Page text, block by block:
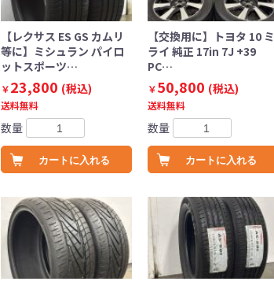
【レクサス ES GS カムリ
等に】ミシュラン パイロ
ットスポーツ…
￥23,800 (税込)
送料無料
数量
カートに入れる
【交換用に】トヨタ 10 ミ
ライ 純正 17in 7J +39
PC…
￥50,800 (税込)
送料無料
数量
カートに入れる